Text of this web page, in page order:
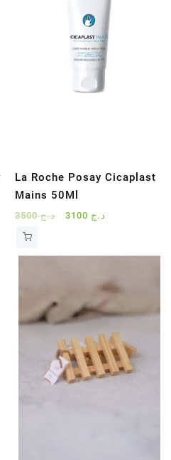
La Roche Posay Cicaplast
Mains 50Ml
د.ج3500
Le
د.ج